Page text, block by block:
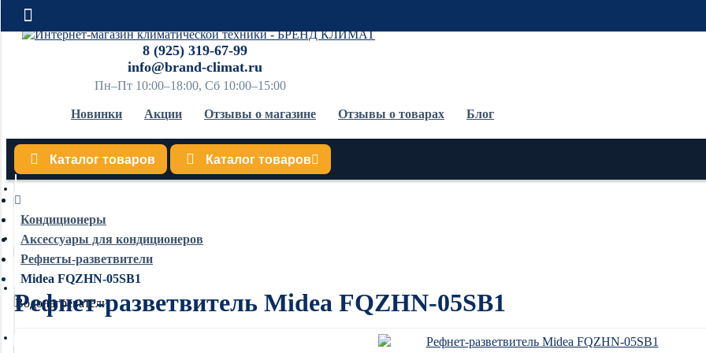
8 (925) 319-67-99
info@brand-climat.ru
Пн–Пт 10:00–18:00, Сб 10:00–15:00
Новинки Акции Отзывы о магазине Отзывы о товарах Блог
Каталог товаров Каталог товаров
Кондиционеры
Обогреватели
Водонагреватели
Кондиционеры
Аксессуары для кондиционеров
Рефнеты-разветвители
Midea FQZHN-05SB1
Рефнет-разветвитель Midea FQZHN-05SB1